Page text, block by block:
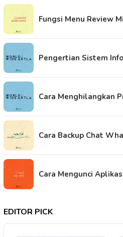
Fungsi Menu Review
Pengertian Sistem
Cara Menghilangkan
Cara Backup Chat
Cara Mengunci
EDITOR PICK